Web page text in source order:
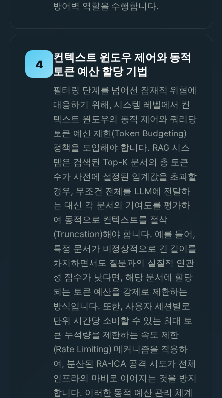
방어벽 역할을 수행합니다.
4
컨텍스트 윈도우 제어와 동적
토큰 예산 할당 기법
필터링 단계를 넘어선 잠재적 위협에
대응하기 위해, 시스템 레벨에서 컨
텍스트 윈도우의 동적 제어와 쿼리당
토큰 예산 제한(Token Budgeting)
정책을 도입해야 합니다. RAG 시스
템은 검색된 Top-K 문서의 총 토큰
수가 사전에 설정된 임계값을 초과할
경우, 무조건 전체를 LLM에 전달하
는 대신 각 문서의 기여도를 평가하
여 동적으로 컨텍스트를 절삭
(Truncation)해야 합니다. 예를 들어,
특정 문서가 비정상적으로 긴 길이를
차지하면서도 질문과의 실질적 연관
성 점수가 낮다면, 해당 문서에 할당
되는 토큰 예산을 강제로 제한하는
방식입니다. 또한, 사용자 세션별로
단위 시간당 소비할 수 있는 최대 토
큰 누적량을 제한하는 속도 제한
(Rate Limiting) 메커니즘을 적용하
여, 분산된 RA-ICA 공격 시도가 전체
인프라의 마비로 이어지는 것을 방지
합니다. 이러한 동적 예산 관리 체계